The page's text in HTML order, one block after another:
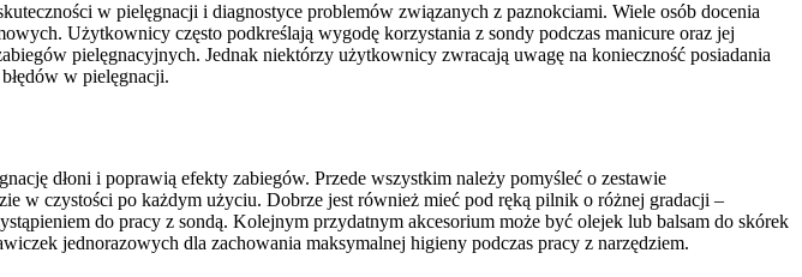
w pielęgnacji i diagnostyce problemów związanych z paznokciami. Wiele osób docenia
Użytkownicy często podkreślają wygodę korzystania z sondy podczas manicure oraz jej
pielęgnacyjnych. Jednak niektórzy użytkownicy zwracają uwagę na konieczność posiadania
w pielęgnacji.
dłoni i poprawią efekty zabiegów. Przede wszystkim należy pomyśleć o zestawie
w czystości po każdym użyciu. Dobrze jest również mieć pod ręką pilnik o różnej gradacji –
do pracy z sondą. Kolejnym przydatnym akcesorium może być olejek lub balsam do skórek
jednorazowych dla zachowania maksymalnej higieny podczas pracy z narzędziem.